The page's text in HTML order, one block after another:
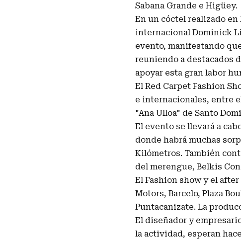
Sabana Grande e Higüey.
En un cóctel realizado
internacional Dominick
evento, manifestando
reuniendo a destacados
apoyar esta gran labor
El Red Carpet Fashion
e internacionales, entre
"Ana Ulloa" de Santo
El evento se llevará a
donde habrá muchas
Kilómetros. También
del merengue, Belkis
El Fashion show y el
Motors, Barcelo, Plaza
Puntacanizate. La
El diseñador y
la actividad, esperan